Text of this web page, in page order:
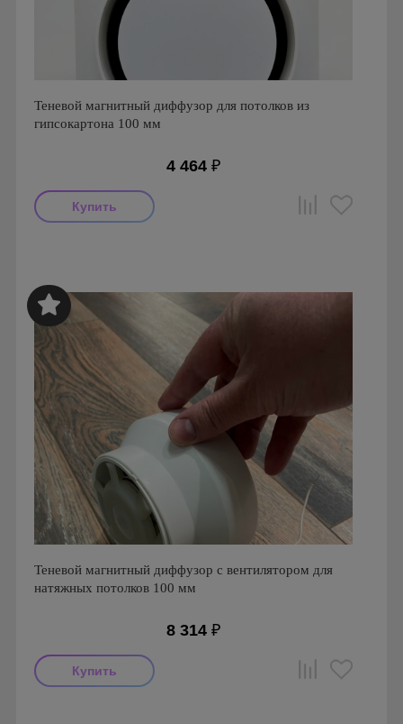
Теневой магнитный диффузор для потолков из
гипсокартона 100 мм
4 464 ₽
Теневой магнитный диффузор с вентилятором для
натяжных потолков 100 мм
8 314 ₽